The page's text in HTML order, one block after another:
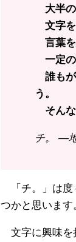
大半の
文字を
言葉を
一定の
誰もが
う。
そんな
チ。 ―
「チ。」は度
つかと思います
文字に興味を